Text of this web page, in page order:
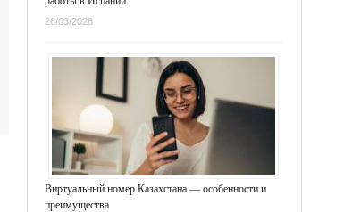
26/03/2026
Виртуальный номер Казахстана — особенности и
преимущества